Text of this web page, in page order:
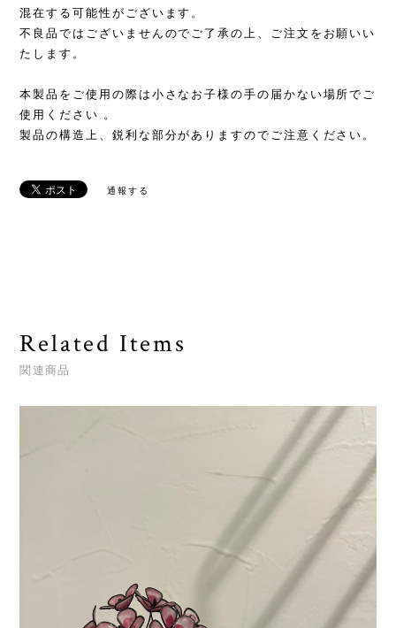
混在する可能性がございます。
不良品ではございませんのでご了承の上、ご注文をお願いい
たします。
本製品をご使用の際は小さなお子様の手の届かない場所でご
使用ください 。
製品の構造上、鋭利な部分がありますのでご注意ください。
通報する
Related Items
関連商品